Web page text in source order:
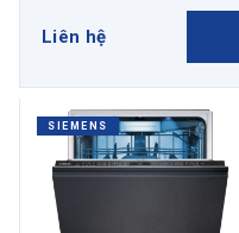
Liên hệ
SIEMENS